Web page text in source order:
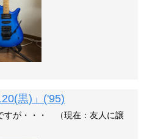
黒)」('95)
すが・・・ （現在：友人に譲